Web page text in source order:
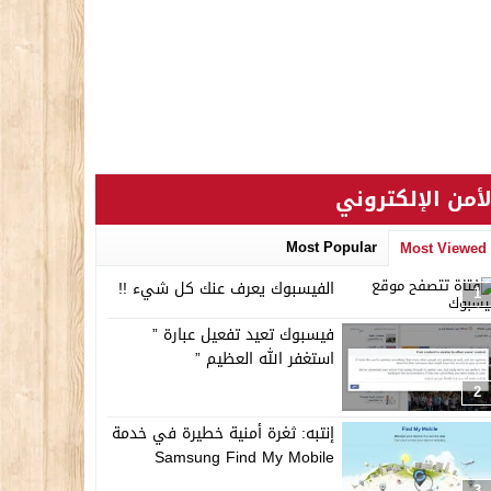
الإلكتروني
Most Viewed
Most Popular
1 الفيسبوك يعرف عنك كل شيء !!
2
فيسبوك تعيد تفعيل عبارة ”
استغفر الله العظيم ”
إنتبه: ثغرة أمنية خطيرة في خدمة
Samsung Find My Mobile